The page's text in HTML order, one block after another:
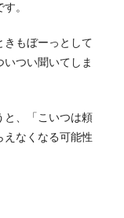
。
きもぼーっとして
つい聞いてしま
と、「こいつは頼
えなくなる可能性